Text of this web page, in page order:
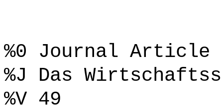
%0 Journal Article
%J Das
%V 49